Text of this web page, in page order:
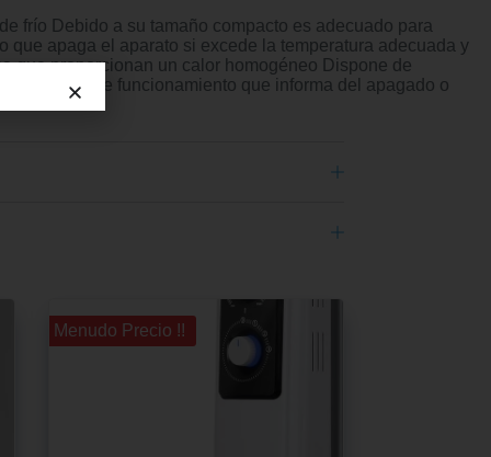
frío Debido a su tamaño compacto es adecuado para
apaga el aparato si excede la temperatura adecuada y
que proporcionan un calor homogéneo Dispone de
indicador de funcionamiento que informa del apagado o
¡¡ Menudo Precio !!